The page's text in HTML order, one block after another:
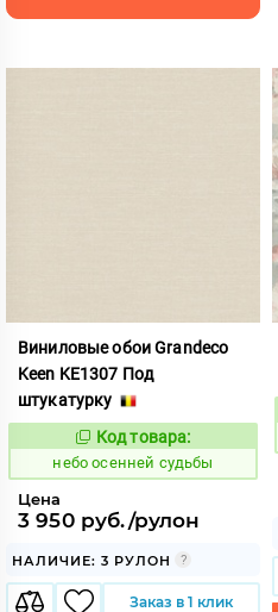
Виниловые обои Grandeco
Keen KE1307 Под
штукатурку
1117849
Код товара:
небо осенней судьбы
Цена
3 950 руб./рулон
НАЛИЧИЕ: 3 РУЛОН
Заказ в 1 клик